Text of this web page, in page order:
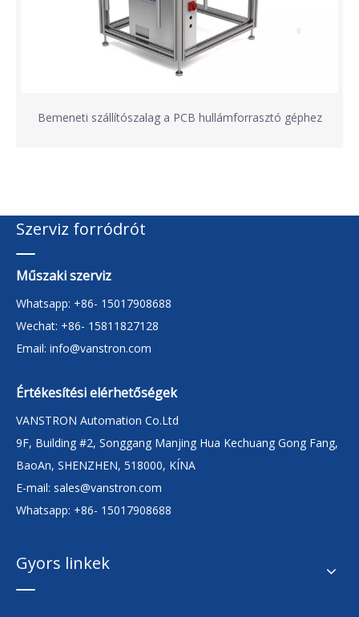
Bemeneti szállítószalag a PCB hullámforrasztó géphez
Szerviz forródrót
Műszaki szerviz
Whatsapp: +86- 15017908688
Wechat: +86- 15811827128
Email: info@vanstron.com
Értékesítési elérhetőségek
VANSTRON Automation Co.Ltd
9F, Building #2, Songgang Manjing Hua Kechuang Gong Fang,
BaoAn, SHENZHEN, 518000, KÍNA
E-mail: sales@vanstron.com
Whatsapp: +86- 15017908688
Gyors linkek